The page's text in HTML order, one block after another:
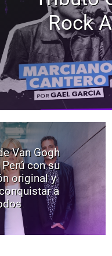
Rock
Van Gogh
con su
original y
a